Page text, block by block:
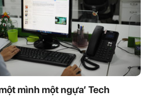
mình một ngựa’ Tech